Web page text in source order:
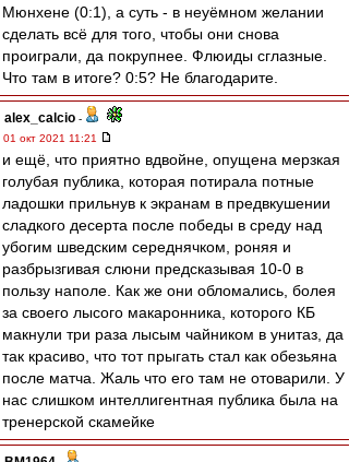
Мюнхене (0:1), а суть - в неуёмном желании
сделать всё для того, чтобы они снова
проиграли, да покрупнее. Флюиды сглазные.
Что там в итоге? 0:5? Не благодарите.
alex_calcio -
01 окт 2021 11:21
и ещё, что приятно вдвойне, опущена мерзкая
голубая публика, которая потирала потные
ладошки прильнув к экранам в предвкушении
сладкого десерта после победы в среду над
убогим шведским середнячком, роняя и
разбрызгивая слюни предсказывая 10-0 в
пользу наполе. Как же они обломались, болея
за своего лысого макаронника, которого КБ
макнули три раза лысым чайником в унитаз, да
так красиво, что тот прыгать стал как обезьяна
после матча. Жаль что его там не отоварили. У
нас слишком интеллигентная публика была на
тренерской скамейке